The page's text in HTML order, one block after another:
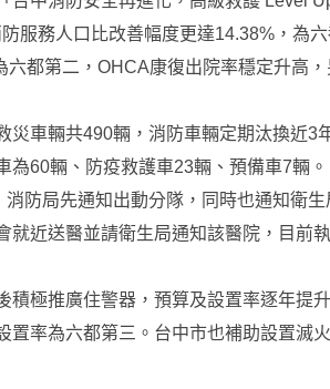
服務人口比改善幅度更達14.38%，為
六都第二，OHCA康復出院率穩定升高
災車輛共490輛，消防車輛定期汰換近
為60輛、防疫救護車23輛、預備車7輛
防局先通知出動分隊，同時也通知衛
就近送醫並請衛生局通知該醫院，目前
積極推廣住警器，預算及設置率逐年提
置率為六都第三。台中市也補助設置滅